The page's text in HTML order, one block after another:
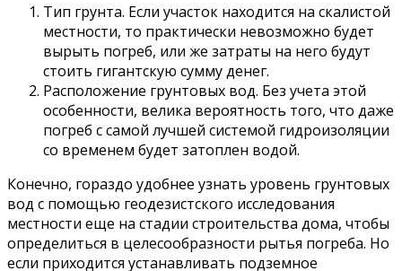
Тип грунта. Если участок находится на скалистой
местности, то практически невозможно будет
вырыть погреб, или же затраты на него будут
стоить гигантскую сумму денег.
Расположение грунтовых вод. Без учета этой
особенности, велика вероятность того, что даже
погреб с самой лучшей системой гидроизоляции
со временем будет затоплен водой.
Конечно, гораздо удобнее узнать уровень грунтовых
вод с помощью геодезистского исследования
местности еще на стадии строительства дома, чтобы
определиться в целесообразности рытья погреба. Но
если приходится устанавливать подземное